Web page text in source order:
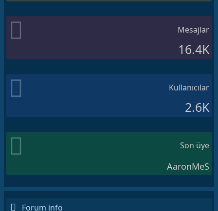
Mesajlar
16.4K
Kullanıcılar
2.6K
Son üye
AaronMeS
Forum info